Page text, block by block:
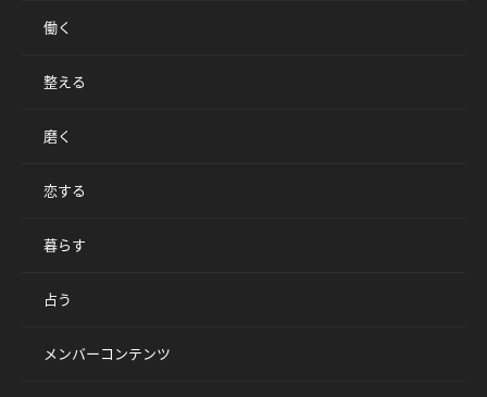
働く
整える
磨く
恋する
暮らす
占う
メンバーコンテンツ